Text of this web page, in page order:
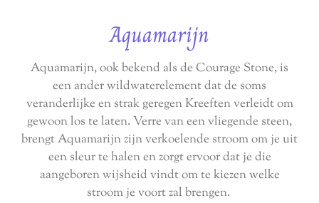
Aquamarijn
Aquamarijn, ook bekend als de Courage Stone, is
een ander wildwaterelement dat de soms
veranderlijke en strak geregen Kreeften verleidt om
gewoon los te laten. Verre van een vliegende steen,
brengt Aquamarijn zijn verkoelende stroom om je uit
een sleur te halen en zorgt ervoor dat je die
aangeboren wijsheid vindt om te kiezen welke
stroom je voort zal brengen.